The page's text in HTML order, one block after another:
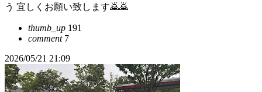
う 宜しくお願い致します🙇🙇
thumb_up 191
comment7
2026/05/21 21:09